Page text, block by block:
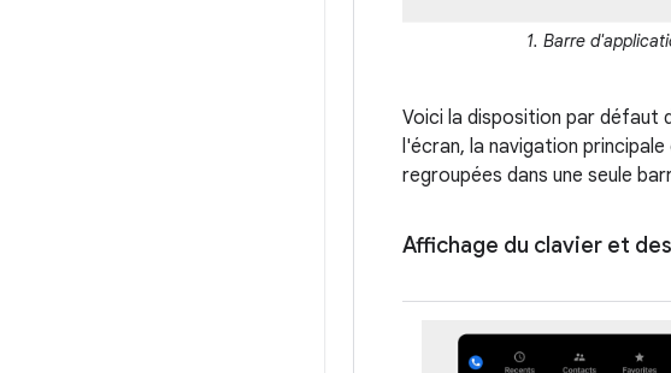
1. Barre
Voici la disposition par défaut
l'écran, la navigation
regroupées dans une seule
Affichage du clavier et